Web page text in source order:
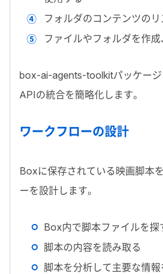
フォルダのコンテンツの
ファイルやフォルダを作
box-ai-agents-toolkitパッケージ
APIの統合を簡略化します。
ワークフローの設計
Boxに保存されている映画脚本
ーを設計します。
Box内で脚本ファイルを探
脚本の内容を読み取る
脚本を分析して主要な情報